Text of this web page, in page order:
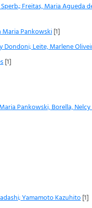
Freitas, Maria Agueda
Maria Pankowski[1]
Dondoni; Leite, Marlene
[1]
Pankowski, Borella,
Yamamoto Kazuhito[1]